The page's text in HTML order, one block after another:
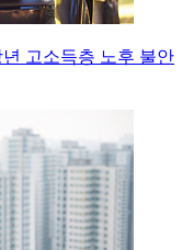
고소득층 노후 불안